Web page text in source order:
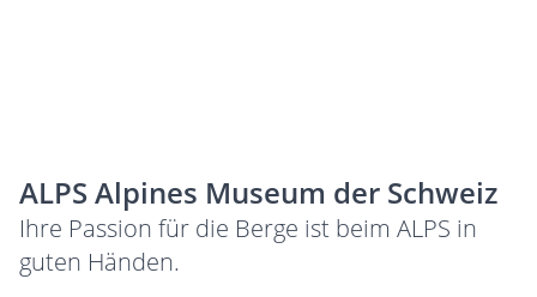
ALPS Alpines Museum der Schweiz
Ihre Passion für die Berge ist beim ALPS in
guten Händen.